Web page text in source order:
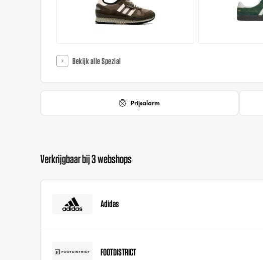
Bekijk alle Spezial
Prijsalarm
Verkrijgbaar bij 3 webshops
Adidas
FOOTDISTRICT